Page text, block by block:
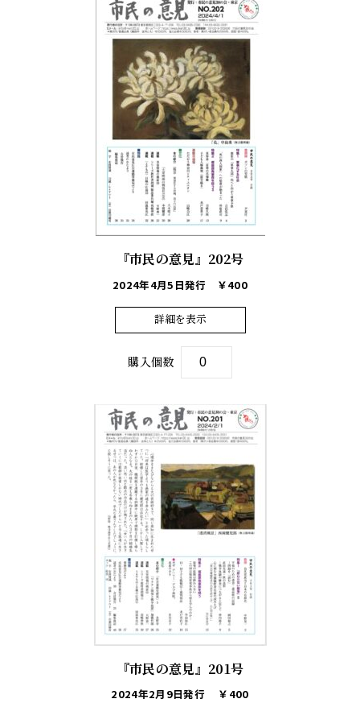
『市民の意見』202号
2024年4月5日発行 ￥400
詳細を表示
購入個数
『市民の意見』201号
2024年2月9日発行 ￥400